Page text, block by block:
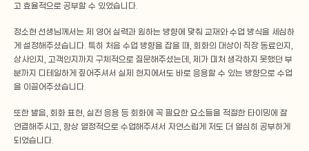
고 효율적으로 공부할 수 있었습니다.
정소현 선생님께서는 제 영어 실력과 원하는 방향에 맞춰 교재와 수업 방식을 세심하
게 설정해주셨습니다. 특히 처음 수업 방향을 잡을 때, 회화의 대상이 직장 동료인지,
상사인지, 고객인지까지 구체적으로 질문해주셨는데, 제가 미처 생각하지 못했던 부
분까지 디테일하게 짚어주셔서 실제 현지에서도 바로 응용할 수 있는 방향으로 수업
을 이끌어주셨습니다.
또한 발음, 회화 표현, 실전 응용 등 회화에 꼭 필요한 요소들을 적절한 타이밍에 잘
연결해주시고, 항상 열정적으로 수업해주셔서 자연스럽게 저도 더 열심히 공부하게
되었습니다.